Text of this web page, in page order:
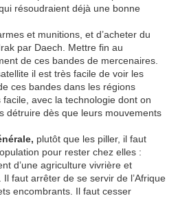
résoudraient déjà une bonne
et munitions, et d’acheter du
par Daech. Mettre fin au
de ces bandes de mercenaires.
il est très facile de voir les
ces bandes dans les régions
avec la technologie dont on
détruire dès que leurs mouvements
plutôt que les piller, il faut
pour rester chez elles :
d’une agriculture vivrière et
Il faut arrêter de se servir de l’Afrique
encombrants. Il faut cesser